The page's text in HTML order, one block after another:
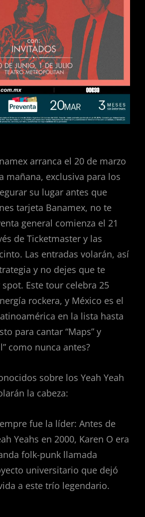
arranca el 20 de marzo
mañana, exclusiva para los
su lugar antes que
tarjeta Banamex, no te
general comienza el 21
de Ticketmaster y las
Las entradas volarán, así
y no dejes que te
Este tour celebra 25
rockera, y México es el
en la lista hasta
para cantar “Maps” y
como nunca antes?
sobre los Yeah Yeah
la cabeza:
fue la líder: Antes de
Yeahs en 2000, Karen O era
folk-punk llamada
universitario que dejó
a este trío legendario.